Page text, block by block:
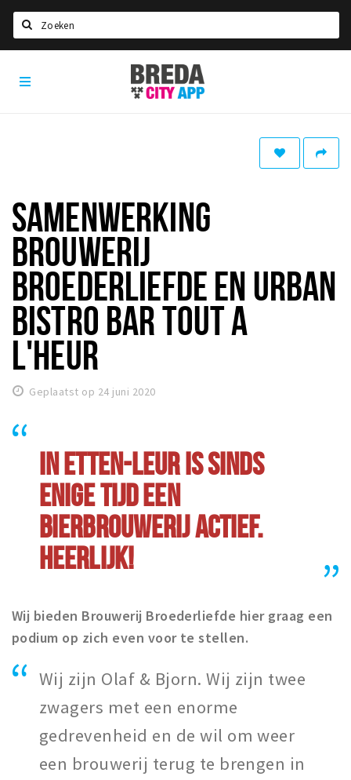
Home
Eten
Drinken
Slapen
Recreatief
Winkels
Winkelgebieden
Parkeren
Bezienswaardigheden
Musea, theaters & podia
Uitjes & activiteiten
Toeristische routes
Natuurgebieden
Baroniepoorten
Privacy
Inloggen
Breda
City
App
SAMENWERKING
BROUWERIJ
BROEDERLIEFDE EN URBAN
BISTRO BAR TOUT A
L'HEUR
Geplaatst op 24 juni 2020
IN ETTEN-LEUR IS SINDS
ENIGE TIJD EEN
BIERBROUWERIJ ACTIEF.
HEERLIJK!
Wij bieden Brouwerij Broederliefde hier graag een
podium op zich even voor te stellen.
Wij zijn Olaf & Bjorn. Wij zijn twee
zwagers met een enorme
gedrevenheid en de wil om weer
een brouwerij terug te brengen in